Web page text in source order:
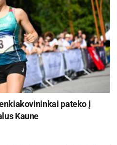
prieš dvejus metus
lenktynėse“. Neabejotinai
kuris, jūsų manymu, po
geriausiu rato laiku?
nori būti greičiausiu, kad ir
savo karjeroje su Jeroenu
kad dabar jau turime kitų
ištvermės lenktynėse –
pažinotų automobilį ir turėtų
pateko į
Kaune